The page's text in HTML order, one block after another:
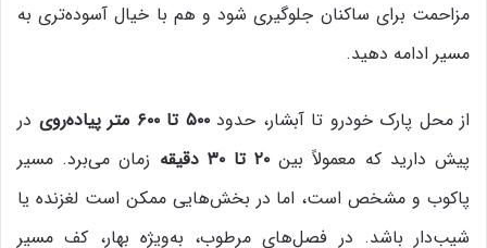
مزاحمت برای ساکنان جلوگیری شود و هم با خیال آسوده‌تری به
مسیر ادامه دهید.
از محل پارک خودرو تا آبشار، حدود۵۰۰ تا ۶۰۰ متر پیاده‌روی
در
پیش دارید که معمولاً بین ۲۰ تا ۳۰ دقیقه
زمان می‌برد. مسیر
پاکوب و مشخص است، اما در بخش‌هایی ممکن است لغزنده یا
شیب‌دار باشد. در فصل‌های مرطوب، به‌ویژه بهار، کف مسیر